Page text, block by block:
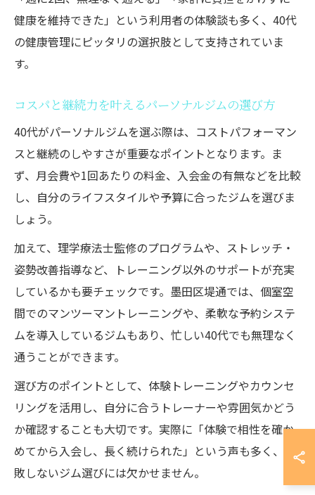
健康を維持できた」という利用者の体験談も多く、40代
の健康管理にピッタリの選択肢として支持されていま
す。
コスパと継続力を叶えるパーソナルジムの選び方
40代がパーソナルジムを選ぶ際は、コストパフォーマン
スと継続のしやすさが重要なポイントとなります。ま
ず、月会費や1回あたりの料金、入会金の有無などを比較
し、自分のライフスタイルや予算に合ったジムを選びま
しょう。
加えて、理学療法士監修のプログラムや、ストレッチ・
姿勢改善指導など、トレーニング以外のサポートが充実
しているかも要チェックです。墨田区堤通では、個室空
間でのマンツーマントレーニングや、柔軟な予約システ
ムを導入しているジムもあり、忙しい40代でも無理なく
通うことができます。
選び方のポイントとして、体験トレーニングやカウンセ
リングを活用し、自分に合うトレーナーや雰囲気かどう
か確認することも大切です。実際に「体験で相性を確か
めてから入会し、長く続けられた」という声も多く、失
敗しないジム選びには欠かせません。